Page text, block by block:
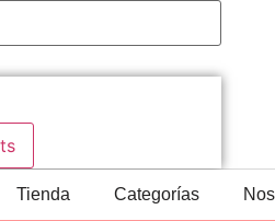
Tienda Categorías